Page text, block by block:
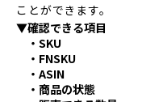
ことができます。
▼確認できる項目
・SKU
・FNSKU
・ASIN
・商品の状態